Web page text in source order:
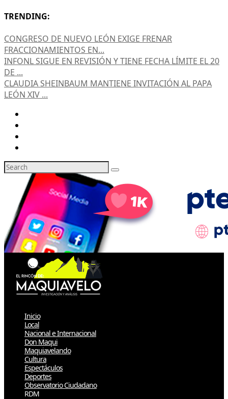
TRENDING:
CONGRESO DE NUEVO LEÓN EXIGE FRENAR
FRACCIONAMIENTOS EN...
INFONL SIGUE EN REVISIÓN Y TIENE FECHA LÍMITE EL 20
DE ...
CLAUDIA SHEINBAUM MANTIENE INVITACIÓN AL PAPA
LEÓN XIV ...
Inicio
Local
Nacional e Internacional
Don Maqui
Maquiavelando
Cultura
Espectáculos
Deportes
Observatorio Ciudadano
RDM